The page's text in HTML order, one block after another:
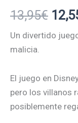
13,95€
Un divertido
malicia.
El juego en
pero los villanos
posiblemente